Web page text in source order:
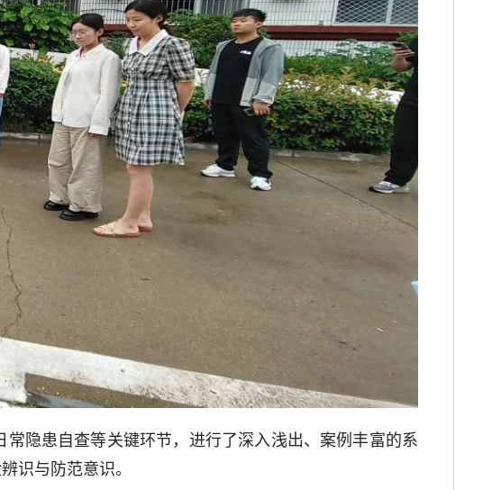
隐患自查等关键环节，进行了深入浅出、案例丰富的系
识与防范意识。